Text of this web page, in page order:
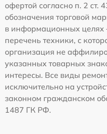
офертой согласно п. 2 ст.
обозначения торговой
в информационных целях
перечень техники, с
организация не
указанных товарных
интересы. Все виды
исключительно на
законном гражданском
1487 ГК РФ.